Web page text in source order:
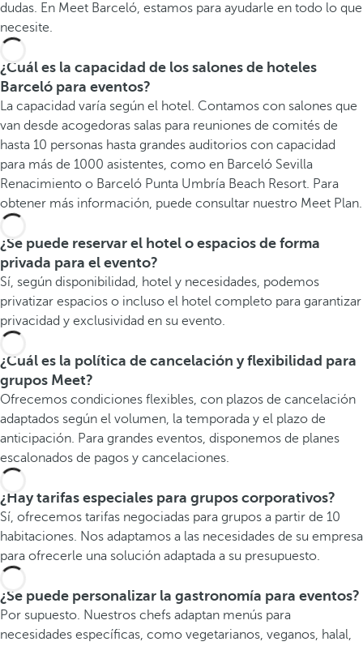
dudas. En Meet Barceló, estamos para ayudarle en todo lo que
necesite.
¿Cuál es la capacidad de los salones de hoteles
Barceló para eventos?
La capacidad varía según el hotel. Contamos con salones que
van desde acogedoras salas para reuniones de comités de
hasta 10 personas hasta grandes auditorios con capacidad
para más de 1000 asistentes, como en Barceló Sevilla
Renacimiento o Barceló Punta Umbría Beach Resort. Para
obtener más información, puede consultar nuestro Meet Plan.
¿Se puede reservar el hotel o espacios de forma
privada para el evento?
Sí, según disponibilidad, hotel y necesidades, podemos
privatizar espacios o incluso el hotel completo para garantizar
privacidad y exclusividad en su evento.
¿Cuál es la política de cancelación y flexibilidad para
grupos Meet?
Ofrecemos condiciones flexibles, con plazos de cancelación
adaptados según el volumen, la temporada y el plazo de
anticipación. Para grandes eventos, disponemos de planes
escalonados de pagos y cancelaciones.
¿Hay tarifas especiales para grupos corporativos?
Sí, ofrecemos tarifas negociadas para grupos a partir de 10
habitaciones. Nos adaptamos a las necesidades de su empresa
para ofrecerle una solución adaptada a su presupuesto.
¿Se puede personalizar la gastronomía para eventos?
Por supuesto. Nuestros chefs adaptan menús para
necesidades específicas, como vegetarianos, veganos, halal,